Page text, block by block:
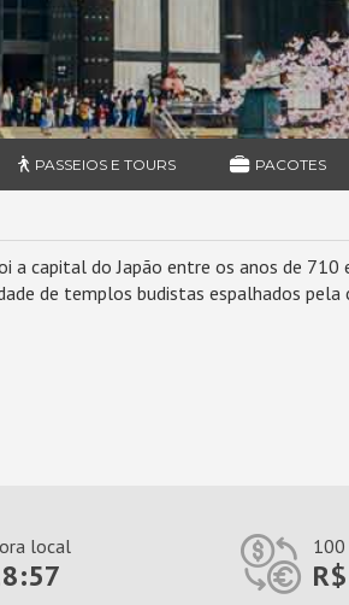
PASSEIOS E TOURS PACOTES
capital do Japão entre os anos de
de templos budistas espalhados
local 100